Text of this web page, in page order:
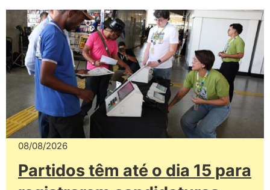
08/08/2026
Partidos têm até o dia 15 para